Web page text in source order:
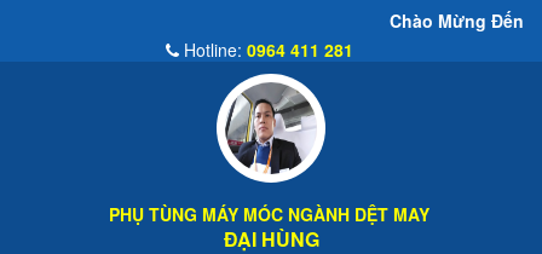
Chào Mừng Đến Website Đại
Hotline: 0964 411 281
PHỤ TÙNG MÁY MÓC NGÀNH DỆT MAY
ĐẠI HÙNG